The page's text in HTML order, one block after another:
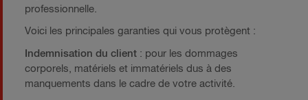
professionnelle.
Voici les principales garanties qui vous protègent :
Indemnisation du client: pour les dommages
corporels, matériels et immatériels dus à des
manquements dans le cadre de votre activité.